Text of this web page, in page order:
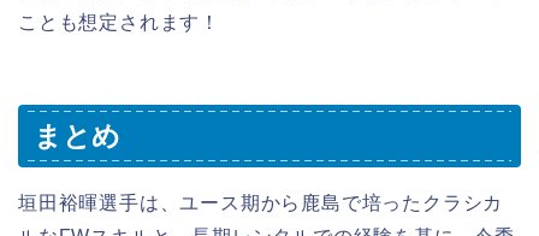
ことも想定されます！
まとめ
垣田裕暉選手は、ユース期から鹿島で培ったクラシカ